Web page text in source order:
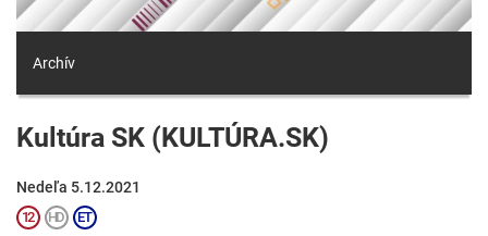
Archív
Kultúra SK (KULTÚRA.SK)
Nedeľa 5.12.2021